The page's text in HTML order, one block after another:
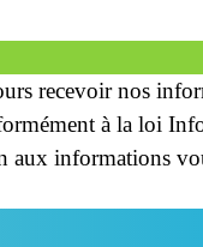
recevoir nos
à la loi
aux informations